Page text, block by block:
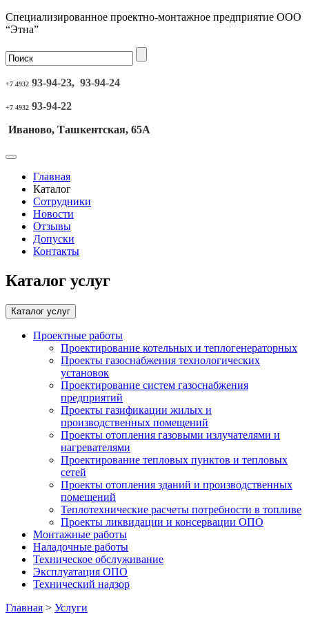
Специализированное проектно-монтажное предприятие ООО
“Этна”
+7 4932 93-94-23, 93-94-24
+7 4932 93-94-22
Иваново, Ташкентская, 65А
Главная
Каталог
Сотрудники
Новости
Отзывы
Допуски
Контакты
Каталог услуг
Каталог услуг
Проектные работы
Проектирование котельных и теплогенераторных
Проекты газоснабжения технологических
установок
Проектирование систем газоснабжения
предприятий
Проекты газификации жилых и
производственных помещений
Проекты отопления газовыми излучателями и
нагревателями
Проектирование тепловых пунктов и тепловых
сетей
Проекты отопления зданий и производственных
помещений
Теплотехнические расчеты потребности в топливе
Проекты ликвидации и консервации ОПО
Монтажные работы
Наладочные работы
Техническое обслуживание
Эксплуатация ОПО
Технический надзор
Главная > Услуги